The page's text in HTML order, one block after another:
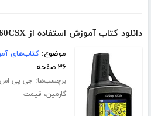
دانلود کتاب آموزش استفاده از GPS MAP60CSX
موضوع:کتاب‌های
۳۶ صفحه
برچسب‌ها: جی پی اس
گارمین، قیمت